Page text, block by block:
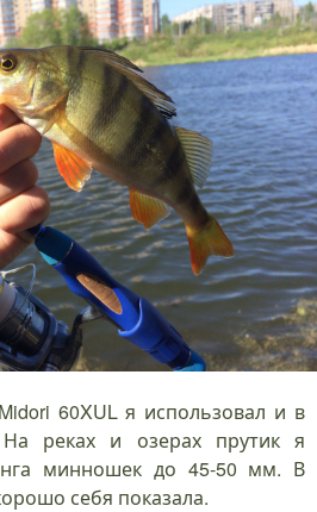
60XUL я использовал и в
реках и озерах прутик я
минношек до 45-50 мм. В
себя показала.